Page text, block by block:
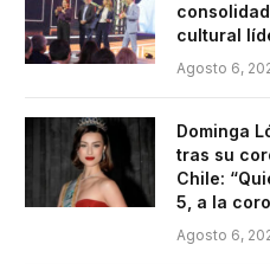
cultural
Agosto 6,
Dominga
tras su
Chile:
5, a la
Agosto 6,